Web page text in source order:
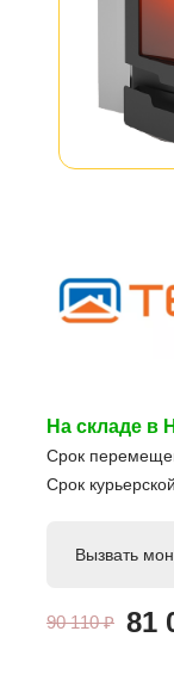
На складе в
Срок
Срок
90 110₽ 81
Вызвать